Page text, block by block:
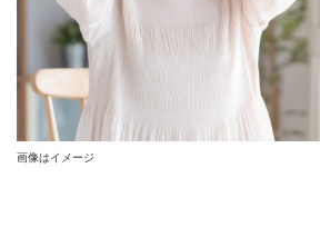
画像はイメージ